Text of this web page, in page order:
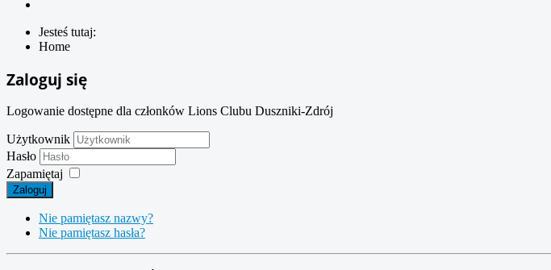
Jesteś tutaj:
Home
Zaloguj się
Logowanie dostępne dla członków Lions Clubu Duszniki-Zdrój
Użytkownik
Hasło
Zapamiętaj
Zaloguj
Nie pamiętasz nazwy?
Nie pamiętasz hasła?